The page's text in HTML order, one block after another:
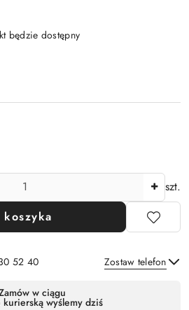
będzie dostępny
szt.
koszyka
52 40 Zostaw telefon
w ciągu
kurierską wyślemy dziś